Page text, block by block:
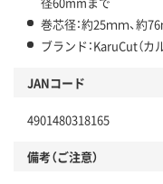
巻芯径：約25ｍｍ、約
ブランド：KaruCut（カ
JANコード
4901480318165
備考（ご注意）